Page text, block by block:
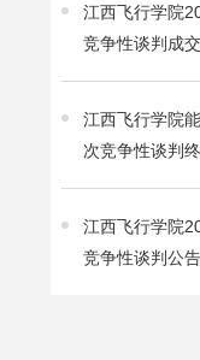
江西飞行学院
竞争性谈判成
江西飞行学院
次竞争性谈判
江西飞行学院
竞争性谈判公告